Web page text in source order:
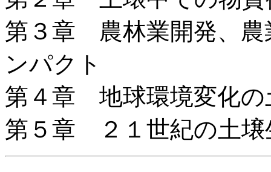
第３章 農林業開発、農
ンパクト
第４章 地球環境変化の
第５章 ２１世紀の土壌